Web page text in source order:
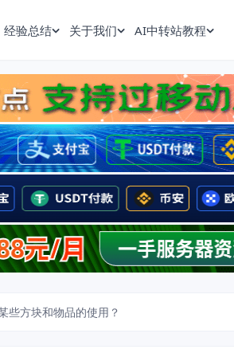
经验总结 关于我们 AI中转站教程
些方块和物品的使用？